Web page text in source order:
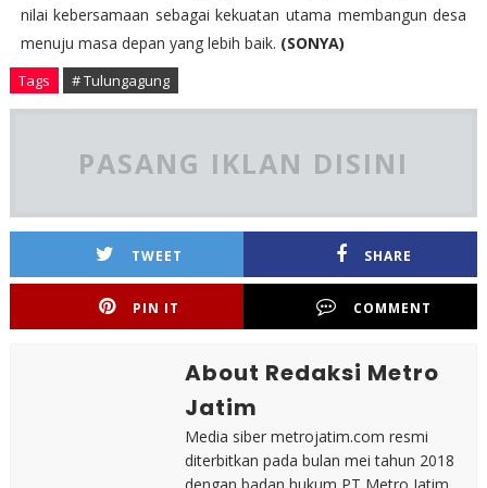
nilai kebersamaan sebagai kekuatan utama membangun desa
menuju masa depan yang lebih baik. (SONYA)
Tags # Tulungagung
PASANG IKLAN DISINI
TWEET SHARE
PIN IT COMMENT
About Redaksi Metro
Jatim
Media siber metrojatim.com resmi
diterbitkan pada bulan mei tahun 2018